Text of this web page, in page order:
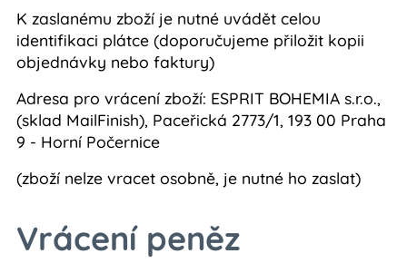
K zaslanému zboží je nutné uvádět celou
identifikaci plátce (doporučujeme přiložit kopii
objednávky nebo faktury)
Adresa pro vrácení zboží: ESPRIT BOHEMIA s.r.o.,
(sklad MailFinish), Paceřická 2773/1, 193 00 Praha
9 - Horní Počernice
(zboží nelze vracet osobně, je nutné ho zaslat)
Vrácení peněz